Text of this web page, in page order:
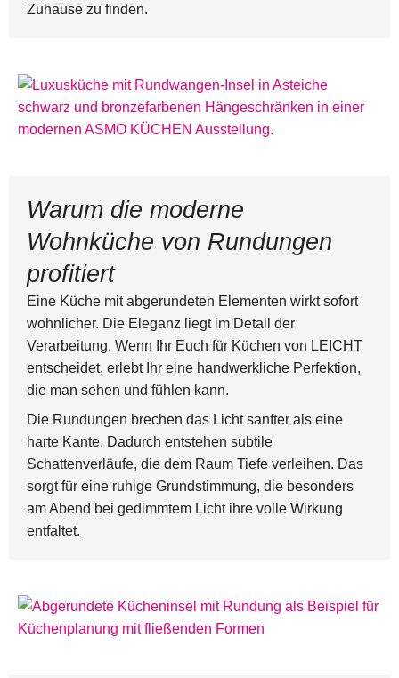
Zuhause zu finden.
Warum die moderne
Wohnküche von Rundungen
profitiert
Eine Küche mit abgerundeten Elementen wirkt sofort
wohnlicher. Die Eleganz liegt im Detail der
Verarbeitung. Wenn Ihr Euch für Küchen von LEICHT
entscheidet, erlebt Ihr eine handwerkliche Perfektion,
die man sehen und fühlen kann.
Die Rundungen brechen das Licht sanfter als eine
harte Kante. Dadurch entstehen subtile
Schattenverläufe, die dem Raum Tiefe verleihen. Das
sorgt für eine ruhige Grundstimmung, die besonders
am Abend bei gedimmtem Licht ihre volle Wirkung
entfaltet.